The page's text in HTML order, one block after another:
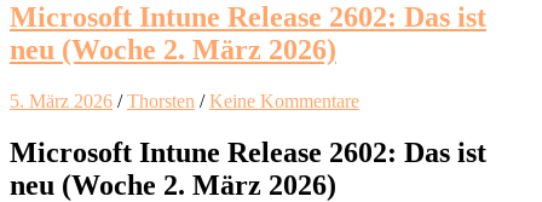
Microsoft Intune Release 2602: Das ist
neu (Woche 2. März 2026)
5. März 2026 /Thorsten /Keine Kommentare
Microsoft Intune Release 2602: Das ist
neu (Woche 2. März 2026)